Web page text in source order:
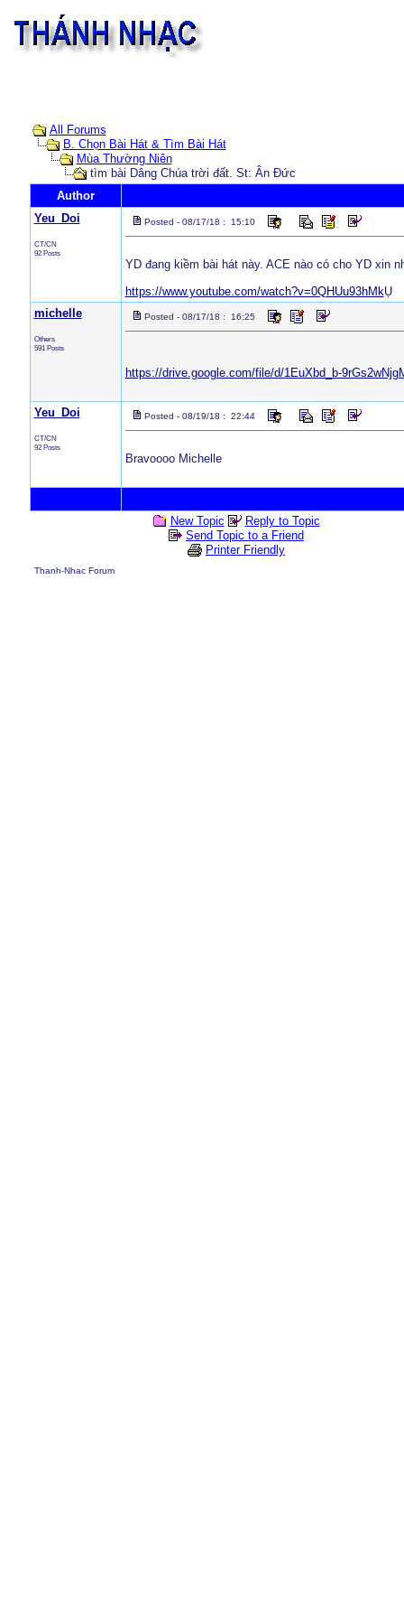
All Forums
B. Chọn Bài Hát & Tìm Bài Hát
Mùa Thường Niên
tìm bài Dâng Chúa trời đất. St: Ân Đức
Author
Yeu_Doi
CT/CN
92 Posts
Posted - 08/17/18 : 15:10
YD đang kiềm bài hát này. ACE nào có cho YD xin
https://www.youtube.com/watch?v=0QHUu93hMkỤ
michelle
Others
591 Posts
Posted - 08/17/18 : 16:25
https://drive.google.com/file/d/1EuXbd_b-
Yeu_Doi
CT/CN
92 Posts
Posted - 08/19/18 : 22:44
Bravoooo Michelle
New Topic
Reply to Topic
Send Topic to a Friend
Printer Friendly
Thanh-Nhac Forum